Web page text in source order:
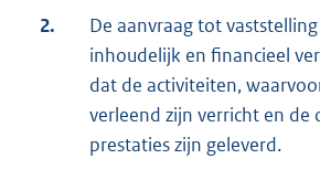
2.
De aanvraag tot
inhoudelijk en financieel
dat de activiteiten,
verleend zijn verricht en de
prestaties zijn geleverd.